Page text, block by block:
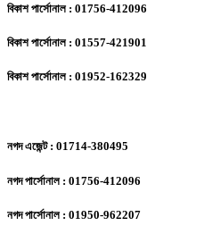
বিকাশ পার্সোনাল : 01756-412096
বিকাশ পার্সোনাল : 01557-421901
বিকাশ পার্সোনাল : 01952-162329
নগদ এজেন্ট : 01714-380495
নগদ পার্সোনাল : 01756-412096
নগদ পার্সোনাল : 01950-962207